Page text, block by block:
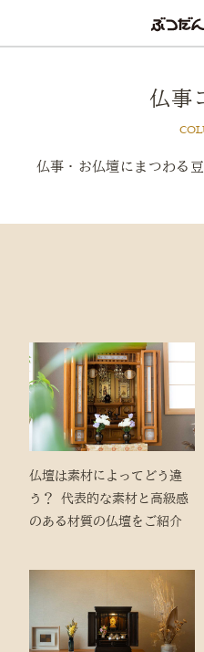
仏事
仏事・お仏壇にまつわる
仏壇は素材によってどう違
う？ 代表的な素材と高級感
のある材質の仏壇をご紹介